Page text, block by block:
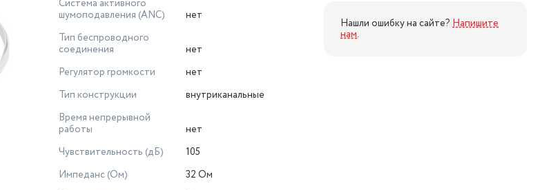
Система активного
шумоподавления (ANC)
нет
Тип беспроводного
соединения
нет
Регулятор громкости
нет
Тип конструкции
внутриканальные
Время непрерывной
работы
нет
Чувствительность (дБ)
105
Импеданс (Ом)
32 Ом
Нашли ошибку на сайте? Напишите
нам.